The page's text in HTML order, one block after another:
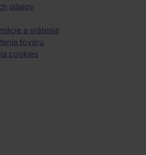
údajov
a vrátenia
tovaru
cookies